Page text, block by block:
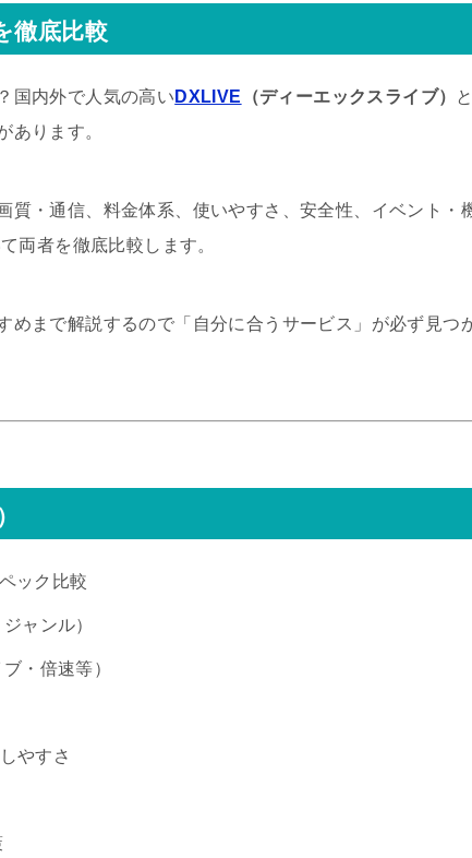
徹底比較
国内外で人気の高い DXLIVE （ディーエックスライブ） と
あります。
質・通信、料金体系、使いやすさ、安全性、イベント・
両者を徹底比較します。
めまで解説するので「自分に合うサービス」が必ず見つ
ック比較
ャンル）
・倍速等）
やすさ